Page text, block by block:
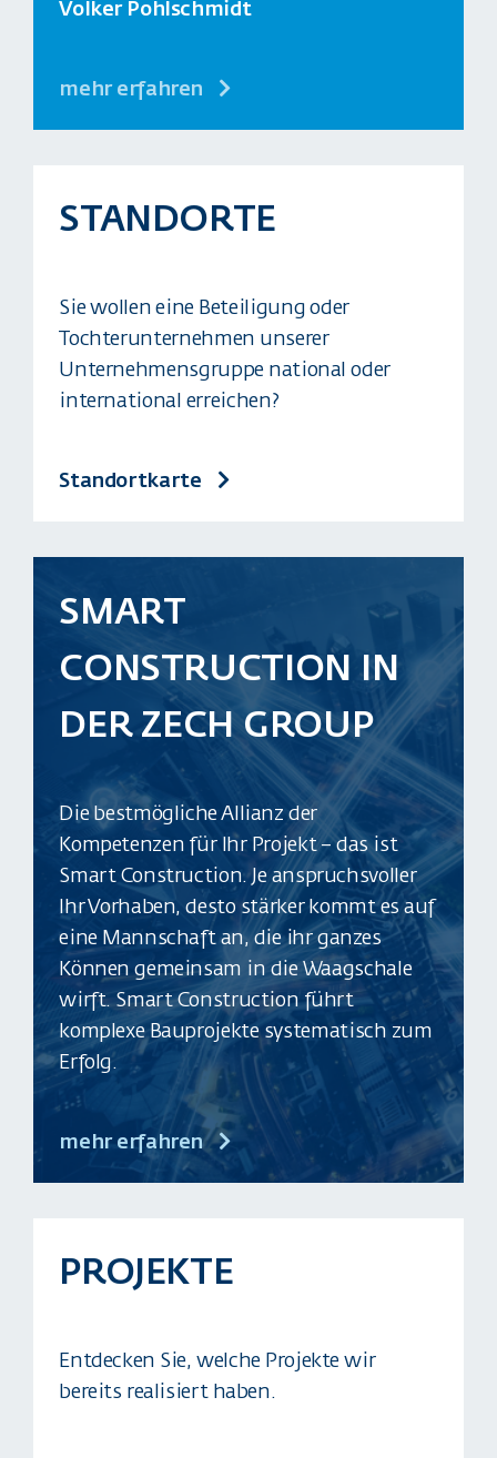
Volker Pohlschmidt
mehr erfahren
STANDORTE
Sie wollen eine Beteiligung oder
Tochterunternehmen unserer
Unternehmensgruppe national oder
international erreichen?
Standortkarte
SMART
CONSTRUCTION IN
DER ZECH GROUP
Die bestmögliche Allianz der
Kompetenzen für Ihr Projekt – das ist
Smart Construction. Je anspruchsvoller
Ihr Vorhaben, desto stärker kommt es auf
eine Mannschaft an, die ihr ganzes
Können gemeinsam in die Waagschale
wirft. Smart Construction führt
komplexe Bauprojekte systematisch zum
Erfolg.
mehr erfahren
PROJEKTE
Entdecken Sie, welche Projekte wir
bereits realisiert haben.